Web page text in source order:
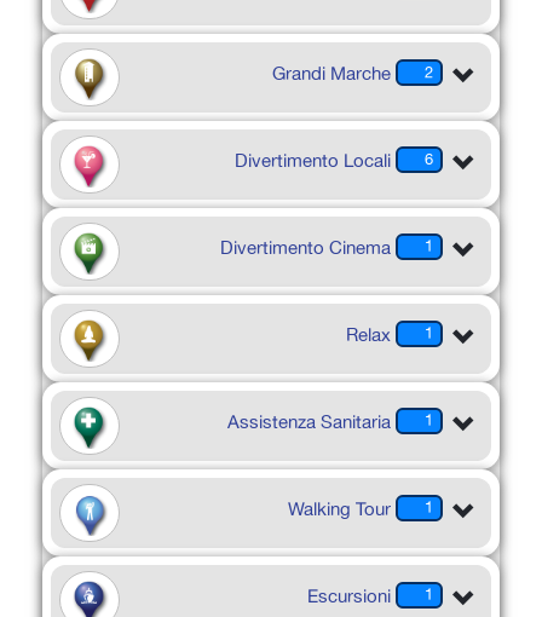
2
Grandi Marche
6
Divertimento Locali
1
Divertimento Cinema
1
Relax
1
Assistenza Sanitaria
1
Walking Tour
1
Escursioni